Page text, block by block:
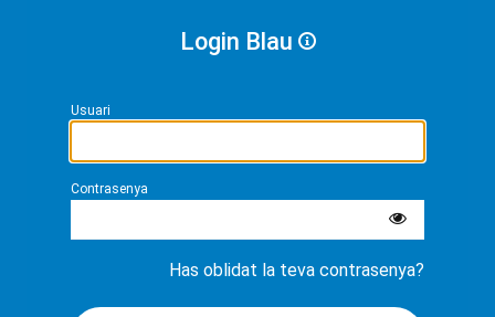
Login Blau
Usuari
Contrasenya
Has oblidat la teva contrasenya?